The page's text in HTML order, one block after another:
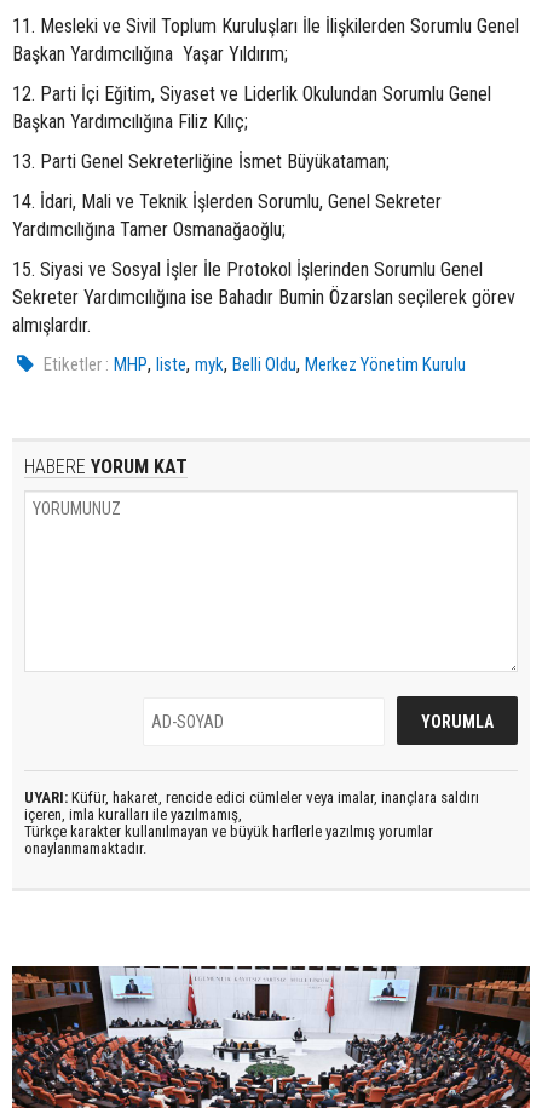
11. Mesleki ve Sivil Toplum Kuruluşları İle İlişkilerden Sorumlu Genel
Başkan Yardımcılığına Yaşar Yıldırım;
12. Parti İçi Eğitim, Siyaset ve Liderlik Okulundan Sorumlu Genel
Başkan Yardımcılığına Filiz Kılıç;
13. Parti Genel Sekreterliğine İsmet Büyükataman;
14. İdari, Mali ve Teknik İşlerden Sorumlu, Genel Sekreter
Yardımcılığına Tamer Osmanağaoğlu;
15. Siyasi ve Sosyal İşler İle Protokol İşlerinden Sorumlu Genel
Sekreter Yardımcılığına ise Bahadır Bumin Özarslan seçilerek görev
almışlardır.
Etiketler : MHP,liste,myk,Belli Oldu,Merkez Yönetim Kurulu
HABERE YORUM KAT
UYARI: Küfür, hakaret, rencide edici cümleler veya imalar, inançlara saldırı
içeren, imla kuralları ile yazılmamış,
Türkçe karakter kullanılmayan ve büyük harflerle yazılmış yorumlar
onaylanmamaktadır.